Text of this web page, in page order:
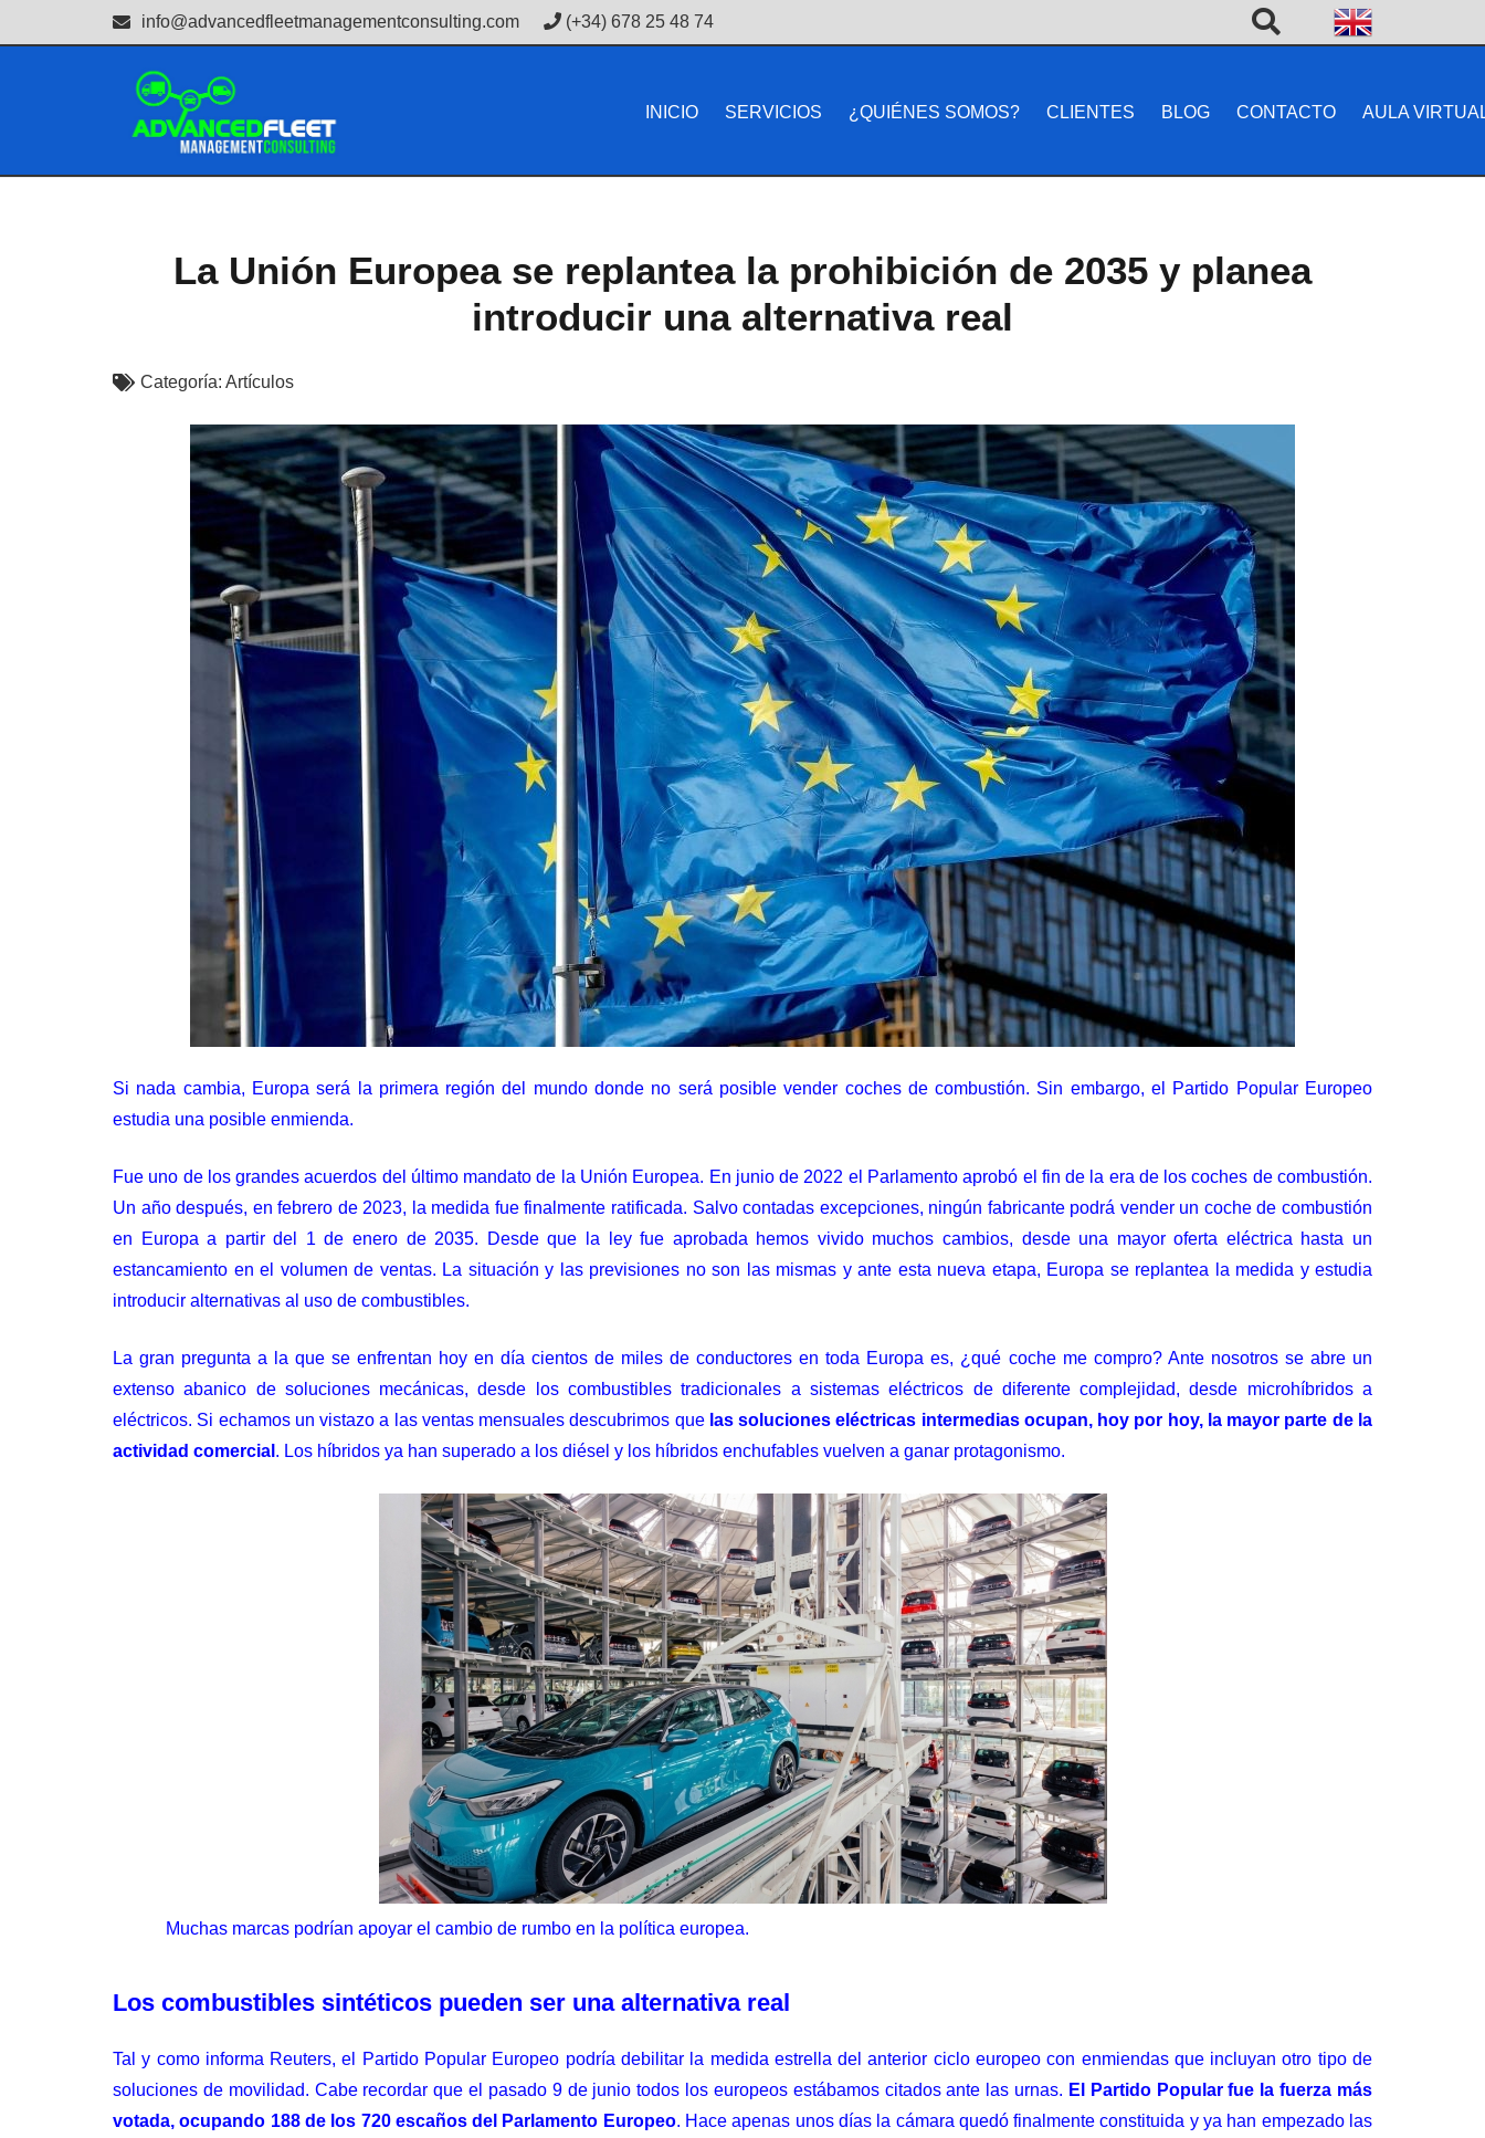
info@advancedfleetmanagementconsulting.com (+34) 678 25 48 74
INICIO SERVICIOS ¿QUIÉNES SOMOS? CLIENTES BLOG CONTACTO AULA
La Unión Europea se replantea la prohibición de 2035 y planea
introducir una alternativa real
Categoría: Artículos
Si nada cambia, Europa será la primera región del mundo donde no será posible vender coches de combustión. Sin embargo, el Partido Popular Europeo
estudia una posible enmienda.
Fue uno de los grandes acuerdos del último mandato de la Unión Europea. En junio de 2022 el Parlamento aprobó el fin de la era de los coches de combustión.
Un año después, en febrero de 2023, la medida fue finalmente ratificada. Salvo contadas excepciones, ningún fabricante podrá vender un coche de combustión
en Europa a partir del 1 de enero de 2035. Desde que la ley fue aprobada hemos vivido muchos cambios, desde una mayor oferta eléctrica hasta un
estancamiento en el volumen de ventas. La situación y las previsiones no son las mismas y ante esta nueva etapa, Europa se replantea la medida y estudia
introducir alternativas al uso de combustibles.
La gran pregunta a la que se enfrentan hoy en día cientos de miles de conductores en toda Europa es, ¿qué coche me compro? Ante nosotros se abre un
extenso abanico de soluciones mecánicas, desde los combustibles tradicionales a sistemas eléctricos de diferente complejidad, desde microhíbridos a
eléctricos. Si echamos un vistazo a las ventas mensuales descubrimos que las soluciones eléctricas intermedias ocupan, hoy por hoy, la mayor parte de la
actividad comercial . Los híbridos ya han superado a los diésel y los híbridos enchufables vuelven a ganar protagonismo.
Muchas marcas podrían apoyar el cambio de rumbo en la política europea.
Los combustibles sintéticos pueden ser una alternativa real
Tal y como informa Reuters, el Partido Popular Europeo podría debilitar la medida estrella del anterior ciclo europeo con enmiendas que incluyan otro tipo de
soluciones de movilidad. Cabe recordar que el pasado 9 de junio todos los europeos estábamos citados ante las urnas. El Partido Popular fue la fuerza más
votada, ocupando 188 de los 720 escaños del Parlamento Europeo. Hace apenas unos días la cámara quedó finalmente constituida y ya han empezado las